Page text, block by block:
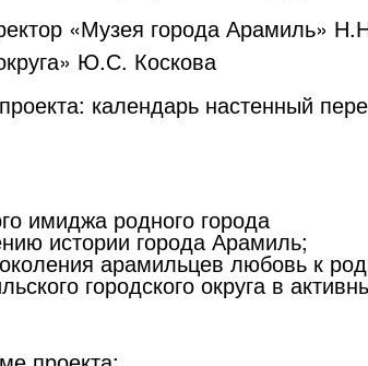
«Музея города Арамиль»
Ю.С. Коскова
календарь настенный
имиджа родного города
истории города Арамиль;
арамильцев любовь к
городского округа в